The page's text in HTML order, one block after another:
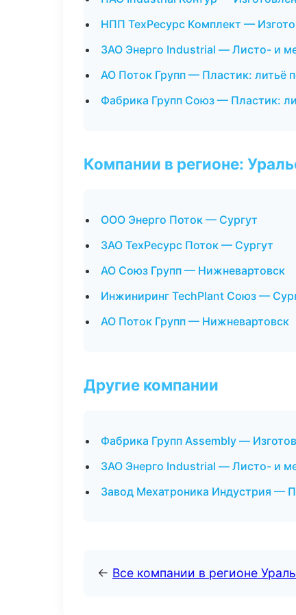
НПП ТехРесурс Комплект —
ЗАО Энерго Industrial — Листо- и
АО Поток Групп — Пластик: литьё
Фабрика Групп Союз — Пластик:
Компании в регионе:
ООО Энерго Поток — Сургут
ЗАО ТехРесурс Поток — Сургут
АО Союз Групп — Нижневартовск
Инжиниринг TechPlant Союз —
АО Поток Групп — Нижневартовск
Другие компании
Фабрика Групп Assembly —
ЗАО Энерго Industrial — Листо- и
Завод Мехатроника Индустрия —
← Все компании в регионе